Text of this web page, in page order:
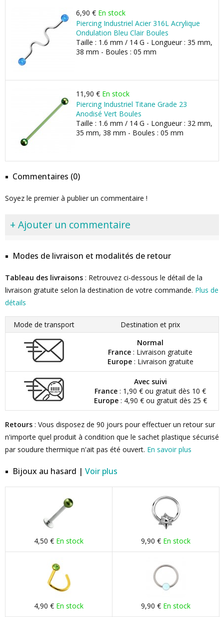
6,90 € En stock
Piercing Industriel Acier 316L Acrylique
Ondulation Bleu Clair Boules
Taille : 1.6 mm / 14 G - Longueur : 35 mm,
38 mm - Boules : 05 mm
11,90 € En stock
Piercing Industriel Titane Grade 23
Anodisé Vert Boules
Taille : 1.6 mm / 14 G - Longueur : 32 mm,
35 mm, 38 mm - Boules : 05 mm
Commentaires (0)
Soyez le premier à publier un commentaire !
+ Ajouter un commentaire
Modes de livraison et modalités de retour
Tableau des livraisons : Retrouvez ci-dessous le détail de la
livraison gratuite selon la destination de votre commande. Plus de
détails
Mode de transport
Destination et prix
Normal
France : Livraison gratuite
Europe: Livraison gratuite
Avec suivi
France : 1,90 € ou gratuit dès 10 €
Europe: 4,90 € ou gratuit dès 25 €
Retours : Vous disposez de 90 jours pour effectuer un retour sur
n'importe quel produit à condition que le sachet plastique sécurisé
par soudure thermique n'ait pas été ouvert. En savoir plus
Bijoux au hasard | Voir plus
4,50 € En stock 9,90 € En stock
4,90 € En stock 9,90 € En stock